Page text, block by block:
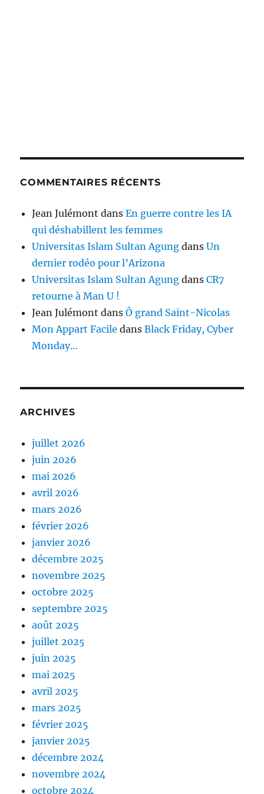
COMMENTAIRES RÉCENTS
Jean Julémont dansEn guerre contre les IA
qui déshabillent les femmes
Universitas Islam Sultan Agung dansUn
dernier rodéo pour l’Arizona
Universitas Islam Sultan Agung dansCR7
retourne à Man U !
Jean Julémont dansÔ grand Saint-Nicolas
Mon Appart Facile dansBlack Friday, Cyber
Monday…
ARCHIVES
juillet 2026
juin 2026
mai 2026
avril 2026
mars 2026
février 2026
janvier 2026
décembre 2025
novembre 2025
octobre 2025
septembre 2025
août 2025
juillet 2025
juin 2025
mai 2025
avril 2025
mars 2025
février 2025
janvier 2025
décembre 2024
novembre 2024
octobre 2024